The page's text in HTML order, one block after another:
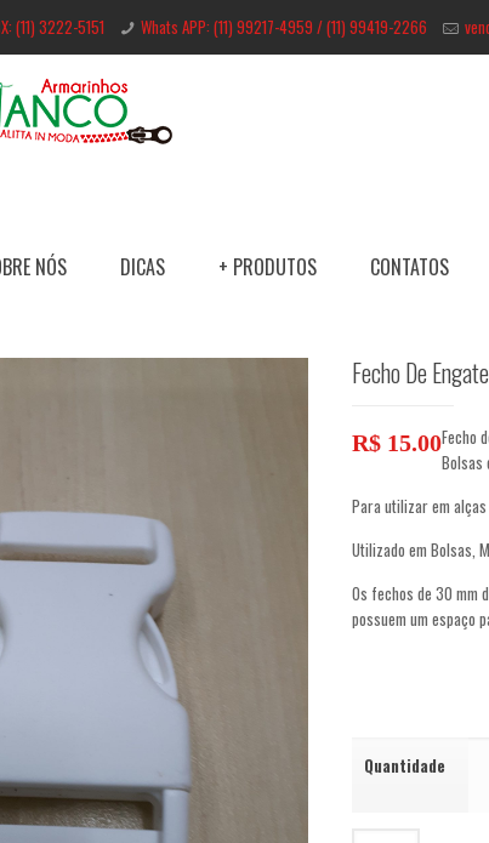
(11) 3222-5151 Whats APP: (11) 99217-4959 / (11) 99419-2266
NÓS DICAS + PRODUTOS CONTATOS
Fecho De
R$15.00Fecho
Bolsas
Para utilizar em
Utilizado em Bolsas,
Os fechos de 30 mm
possuem um espaço
Quantidade